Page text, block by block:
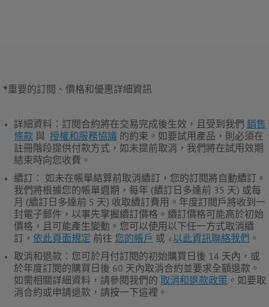
*重要的訂閱、價格和優惠詳細資訊
詳細資料 ：訂閱合約將在交易完成後生效，且受到我們 銷售
條款 與 授權和服務協議 的約束。如要試用產品，則必須在
註冊階段提供付款方式，如未提前取消，我們將在試用效期
結束時向您收費。
續訂
： 如未在帳單結算前取消續訂，您的訂閱將自動續訂。
我們將根據您的帳單週期，每年 (續訂日多達前 35 天) 或每
月 (續訂日多達前 5 天) 收取續訂費用。年度訂閱戶將收到一
封電子郵件，以事先掌握續訂價格。續訂價格可能高於初始
價格，且可能產生變動。您可以使用以下任一方式取消續
訂， 依此頁面規定 前往 您的帳戶 或 <以此資訊聯絡我們 。
取消和退款 ：您可於月付訂閱的初始購買日後 14 天內，或
於年度訂閱的購買日後 60 天內取消合約並要求全額退款。
如需相關詳細資料，請參閱我們的 取消和退款政策 。如要取
消合約或申請退款，請按一下這裡。